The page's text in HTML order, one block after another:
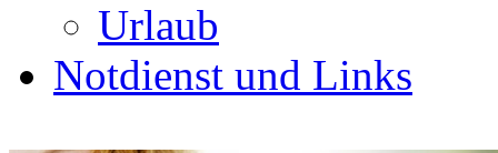
Urlaub
Notdienst und Links